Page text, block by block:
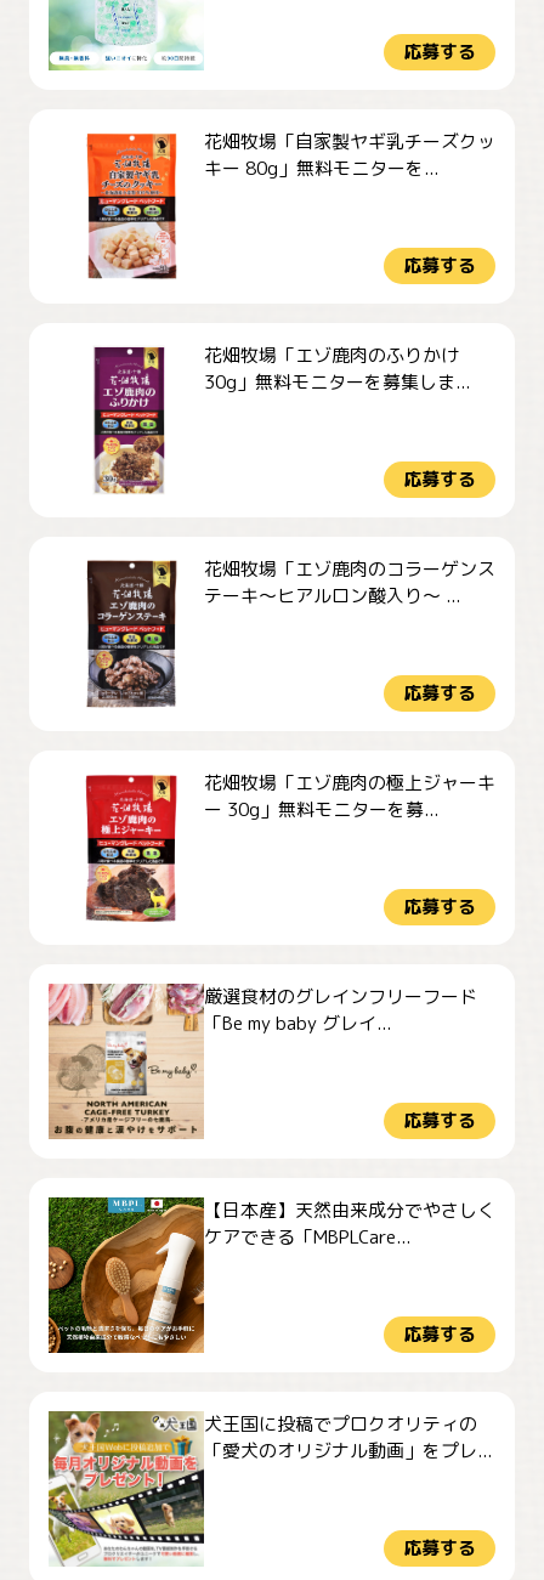
応募する
花畑牧場「自家製ヤギ乳チーズクッ
キー 80g」無料モニターを...
応募する
花畑牧場「エゾ鹿肉のふりかけ
30g」無料モニターを募集しま...
応募する
花畑牧場「エゾ鹿肉のコラーゲンス
テーキ～ヒアルロン酸入り～ ...
応募する
花畑牧場「エゾ鹿肉の極上ジャーキ
ー 30g」無料モニターを募...
応募する
厳選食材のグレインフリーフード
「Be my baby グレイ...
応募する
【日本産】天然由来成分でやさしく
ケアできる「MBPLCare...
応募する
犬王国に投稿でプロクオリティの
「愛犬のオリジナル動画」をプレ...
応募する